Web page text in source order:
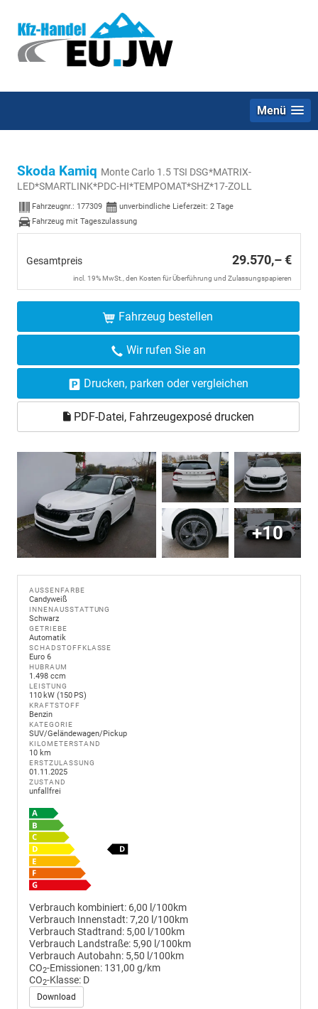
Menü
Skoda Kamiq Monte Carlo 1.5 TSI DSG*MATRIX-
LED*SMARTLINK*PDC-HI*TEMPOMAT*SHZ*17-ZOLL
Fahrzeugnr.: 177309 unverbindliche Lieferzeit: 2 Tage
Fahrzeug mit Tageszulassung
Gesamtpreis 29.570,– €
incl. 19% MwSt., den Kosten für Überführung und Zulassungspapieren
Fahrzeug bestellen
Wir rufen Sie an
Drucken, parken oder vergleichen
PDF-Datei, Fahrzeugexposé drucken
+10
AUSSENFARBE
Candyweiß
INNENAUSSTATTUNG
Schwarz
GETRIEBE
Automatik
SCHADSTOFFKLASSE
Euro 6
HUBRAUM
1.498 ccm
LEISTUNG
110 kW (150 PS)
KRAFTSTOFF
Benzin
KATEGORIE
SUV/Geländewagen/Pickup
KILOMETERSTAND
10 km
ERSTZULASSUNG
01.11.2025
ZUSTAND
unfallfrei
Verbrauch kombiniert: 6,00 l/100km
Verbrauch Innenstadt:7,20 l/100km
Verbrauch Stadtrand: 5,00 l/100km
Verbrauch Landstraße: 5,90 l/100km
Verbrauch Autobahn: 5,50 l/100km
CO2-Emissionen: 131,00 g/km
CO2-Klasse: D
Download